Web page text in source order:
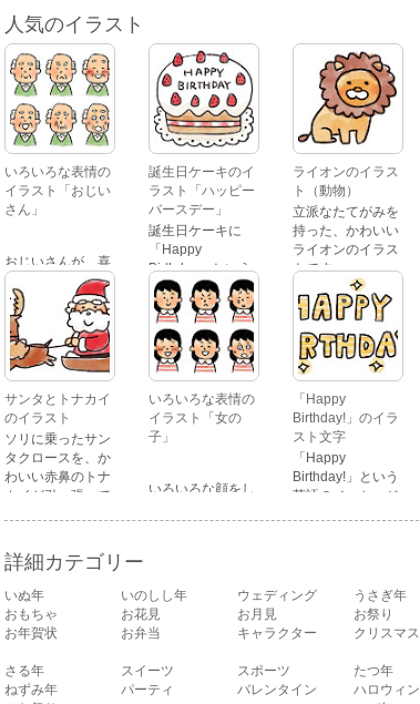
人気のイラスト
いろいろな表情の
イラスト「おじい
さん」
おじいさんが、喜
怒哀楽たくさんの
表情をしているイ
ラストです。 通常
の顔・怒っている
顔・泣いている
顔・照れている
顔・笑っている
顔・驚いている
顔・困っている顔
があります。
誕生日ケーキのイ
ラスト「ハッピー
バースデー」
誕生日ケーキに
「Happy
Birthday」という
文字が描かれた、
かわいい苺のケー
キのイラストで
す。
ライオンのイラス
ト（動物）
立派なたてがみを
持った、かわいい
ライオンのイラス
トです。
サンタとトナカイ
のイラスト
ソリに乗ったサン
タクロースを、か
わいい赤鼻のトナ
カイが引っ張って
いろいろな表情の
イラスト「女の
子」
いろいろな顔をし
いる顔・笑ってい
る顔・驚いている
顔・困っている顔
「Happy
Birthday!」のイラ
スト文字
「Happy
Birthday!」という
英語のメッセージ
詳細カテゴリー
いぬ年 いのしし年 ウェディング うさぎ年
おもちゃ
お花見 お月見 お祭り
お年賀状
お弁当 キャラクター クリスマス
さる年
スイーツ スポーツ たつ年
ねずみ年
パーティ バレンタイン ハロウィン